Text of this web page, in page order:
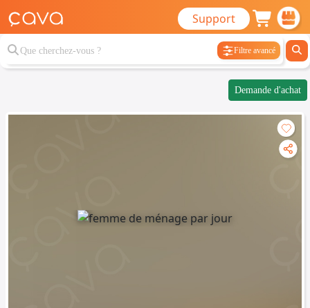
Support
Filtre avancé
Demande d'achat